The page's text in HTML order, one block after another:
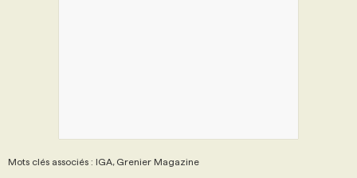
Mots clés associés : IGA, Grenier Magazine